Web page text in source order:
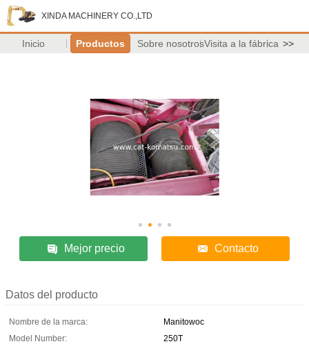
XINDA MACHINERY CO.,LTD
Inicio Productos Sobre nosotrosVisita a la fábrica >>
Mejor precio Contacto
Datos del producto
Nombre de la marca:
Manitowoc
Model Number:
250T